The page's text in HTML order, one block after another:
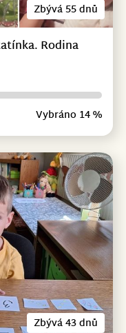
Zbývá 55 dnů
Rodina
Vybráno 14 %
Zbývá 43 dnů